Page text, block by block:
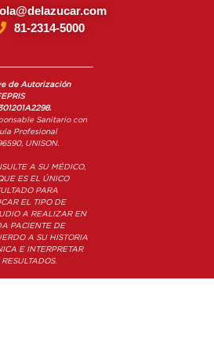
81-2314-5000
de Autorización
Sanitario con
Profesional
UNISON.
A SU MÉDICO,
ES EL ÚNICO
PARA
EL TIPO DE
A REALIZAR EN
PACIENTE DE
A SU HISTORIA
E INTERPRETAR
RESULTADOS.